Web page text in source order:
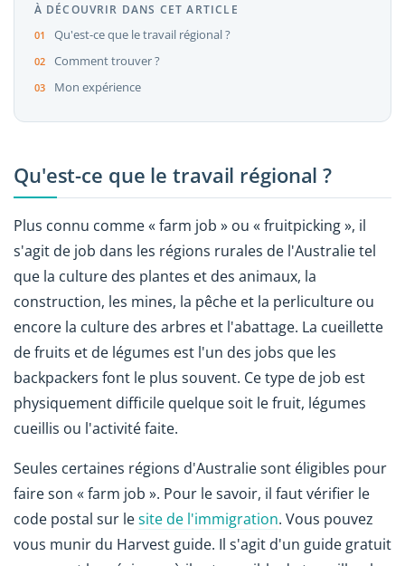
À DÉCOUVRIR DANS CET ARTICLE
Qu'est-ce que le travail régional ?
Comment trouver ?
Mon expérience
Qu'est-ce que le travail régional ?
Plus connu comme « farm job » ou « fruitpicking », il
s'agit de job dans les régions rurales de l'Australie tel
que la culture des plantes et des animaux, la
construction, les mines, la pêche et la perliculture ou
encore la culture des arbres et l'abattage. La cueillette
de fruits et de légumes est l'un des jobs que les
backpackers font le plus souvent. Ce type de job est
physiquement difficile quelque soit le fruit, légumes
cueillis ou l'activité faite.
Seules certaines régions d'Australie sont éligibles pour
faire son « farm job ». Pour le savoir, il faut vérifier le
code postal sur lesite de l'immigration. Vous pouvez
vous munir du Harvest guide. Il s'agit d'un guide gratuit